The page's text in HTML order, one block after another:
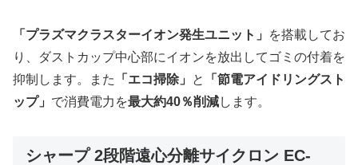
「プラズマクラスターイオン発生ユニット」
を搭載してお
り、ダストカップ中心部にイオンを放出してゴミの付着を
抑制します。また
「エコ掃除」 と
「節電アイドリングスト
ップ」 で消費電力を最大約40％削減します。
シャープ 2段階遠心分離サイクロン EC-